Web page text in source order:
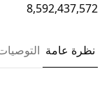
8,592,437,572
نظرة عامة